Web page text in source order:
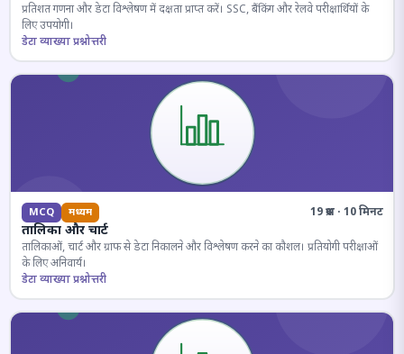
प्रतिशत गणना और डेटा विश्लेषण में दक्षता प्राप्त करें। SSC, बैंकिंग और रेलवे परीक्षार्थियों के
लिए उपयोगी।
डेटा व्याख्या प्रश्नोत्तरी
MCQ मध्यम 19 प्रश्न · 10 मिनट
तालिका और चार्ट
तालिकाओं, चार्ट और ग्राफ से डेटा निकालने और विश्लेषण करने का कौशल। प्रतियोगी परीक्षाओं
के लिए अनिवार्य।
डेटा व्याख्या प्रश्नोत्तरी